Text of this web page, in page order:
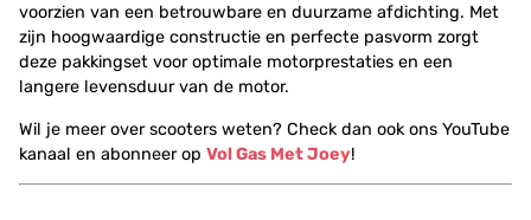
voorzien van een betrouwbare en duurzame afdichting. Met
zijn hoogwaardige constructie en perfecte pasvorm zorgt
deze pakkingset voor optimale motorprestaties en een
langere levensduur van de motor.
Wil je meer over scooters weten? Check dan ook ons YouTube
kanaal en abonneer op Vol Gas Met Joey!